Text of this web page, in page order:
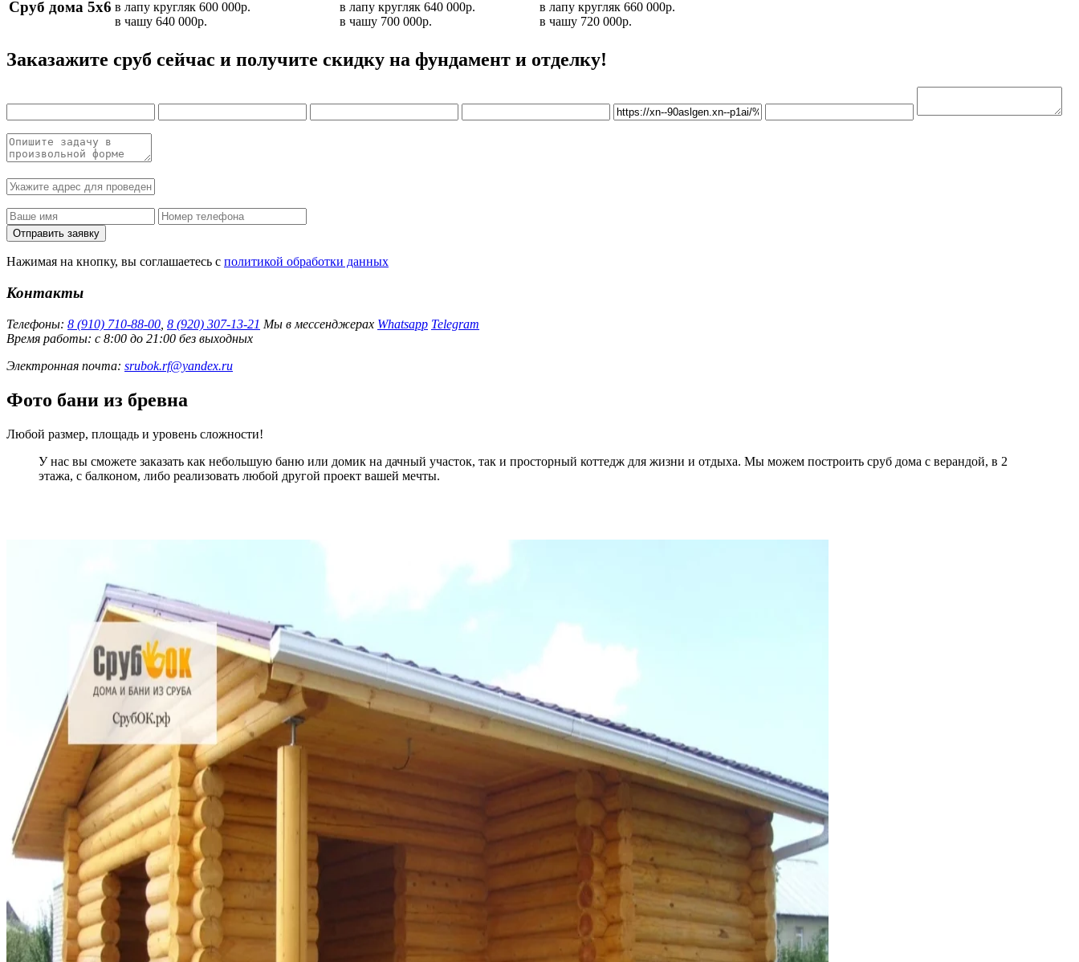
Сруб дома 5х6 в лапу кругляк 600 000р.
в чашу 640 000р.
в лапу кругляк 640 000р.
в чашу 700 000р.
в лапу кругляк 660 000р.
в чашу 720 000р.
Заказажите сруб сейчас и получите скидку на фундамент и отделку!
Нажимая на кнопку, вы соглашаетесь с политикой обработки данных
Контакты
Телефоны: 8 (910) 710-88-00 8 (920) 307-13-21 Мы в мессенджерах Whatsapp Telegram
Время работы: с 8:00 до 21:00 без выходных
Электронная почта: srubok.rf@yandex.ru
Фото бани из бревна
Любой размер, площадь и уровень сложности!
У нас вы сможете заказать как небольшую баню или домик на дачный участок, так и просторный коттедж для жизни и отдыха. Мы можем построить сруб дома с верандой, в 2
этажа, с балконом, либо реализовать любой другой проект вашей мечты.